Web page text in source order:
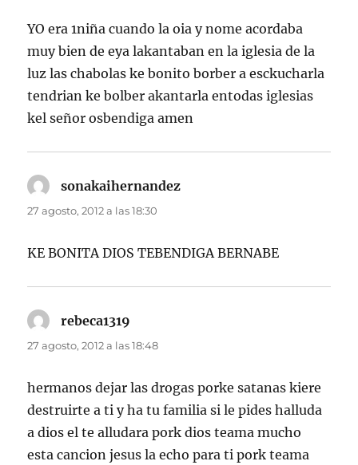
YO era 1niña cuando la oia y nome acordaba
muy bien de eya lakantaban en la iglesia de la
luz las chabolas ke bonito borber a esckucharla
tendrian ke bolber akantarla entodas iglesias
kel señor osbendiga amen
sonakaihernandez
27 agosto, 2012 a las 18:30
KE BONITA DIOS TEBENDIGA BERNABE
rebeca1319
27 agosto, 2012 a las 18:48
hermanos dejar las drogas porke satanas kiere
destruirte a ti y ha tu familia si le pides halluda
a dios el te alludara pork dios teama mucho
esta cancion jesus la echo para ti pork teama